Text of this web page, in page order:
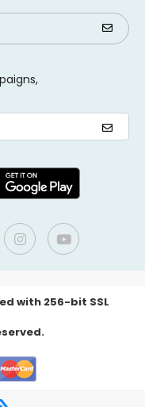
with 256-bit SSL